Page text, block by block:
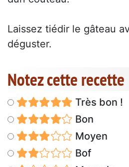
Laissez tiédir le gâteau
déguster.
Notez cette recette
Très bon !
Bon
Moyen
Bof